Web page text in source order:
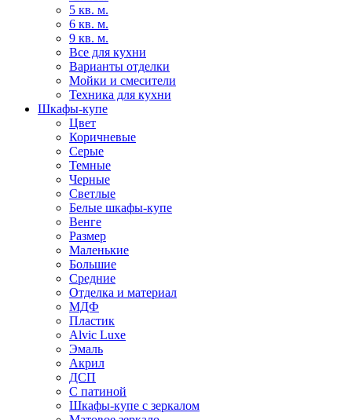
5 кв. м.
6 кв. м.
9 кв. м.
Все для кухни
Варианты отделки
Мойки и смесители
Техника для кухни
Шкафы-купе
Цвет
Коричневые
Серые
Темные
Черные
Светлые
Белые шкафы-купе
Венге
Размер
Маленькие
Большие
Средние
Отделка и материал
МДФ
Пластик
Alvic Luxe
Эмаль
Акрил
ДСП
С патиной
Шкафы-купе с зеркалом